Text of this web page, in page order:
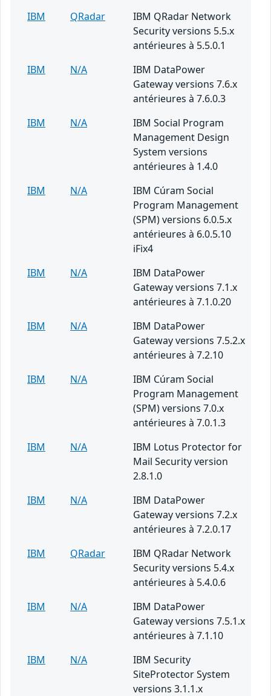
IBM
QRadar
IBM QRadar Network
Security versions 5.5.x
antérieures à 5.5.0.1
IBM
N/A
IBM DataPower
Gateway versions 7.6.x
antérieures à 7.6.0.3
IBM
N/A
IBM Social Program
Management Design
System versions
antérieures à 1.4.0
IBM
N/A
IBM Cúram Social
Program Management
(SPM) versions 6.0.5.x
antérieures à 6.0.5.10
iFix4
IBM
N/A
IBM DataPower
Gateway versions 7.1.x
antérieures à 7.1.0.20
IBM
N/A
IBM DataPower
Gateway versions 7.5.2.x
antérieures à 7.2.10
IBM
N/A
IBM Cúram Social
Program Management
(SPM) versions 7.0.x
antérieures à 7.0.1.3
IBM
N/A
IBM Lotus Protector for
Mail Security version
2.8.1.0
IBM
N/A
IBM DataPower
Gateway versions 7.2.x
antérieures à 7.2.0.17
IBM
QRadar
IBM QRadar Network
Security versions 5.4.x
antérieures à 5.4.0.6
IBM
N/A
IBM DataPower
Gateway versions 7.5.1.x
antérieures à 7.1.10
IBM
N/A
IBM Security
SiteProtector System
versions 3.1.1.x